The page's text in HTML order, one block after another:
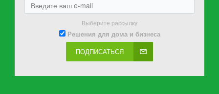
Выберите рассылку
Решения для дома и бизнеса
ПОДПИСАТЬСЯ